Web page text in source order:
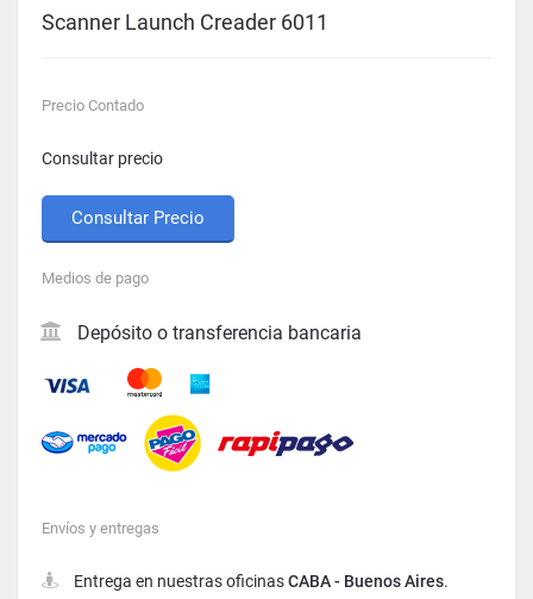
Scanner Launch Creader 6011
Precio Contado
Consultar precio
Consultar Precio
Medios de pago
Depósito o transferencia bancaria
Visa Mastercard
Envíos y entregas
Entrega en nuestras oficinasCABA - Buenos Aires.